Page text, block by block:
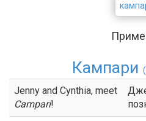
Кампари
Jenny and Cynthia, meet
Campari!